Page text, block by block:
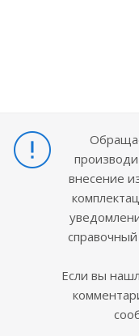
внесение
Если вы